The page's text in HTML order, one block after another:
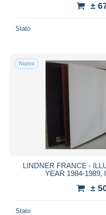
±
Stato
Nuovo
LINDNER FRANCE -
YEAR 1984-1989,
±
Stato